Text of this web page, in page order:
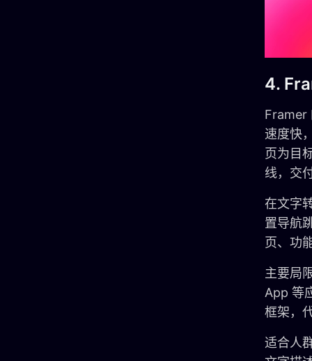
4.
Framer
速度快
页为目
线，交
在文字
置导航
页、功
主要局
App 等
框架，
适合人